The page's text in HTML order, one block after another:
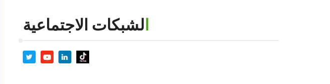
الشبكات الاجتماعية